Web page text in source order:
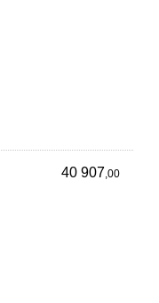
40 907 ,00